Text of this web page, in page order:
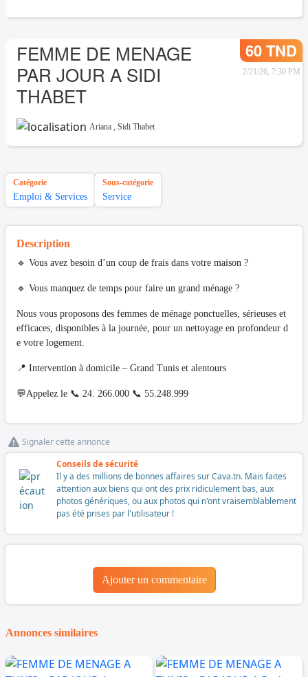
FEMME DE MENAGE
PAR JOUR A SIDI
THABET
60 TND
2/21/26, 7:30 PM
Ariana , Sidi Thabet
Catégorie
Emploi & Services
Sous-catégorie
Service
Description
🔹 Vous avez besoin d’un coup de frais dans votre maison ?
🔹 Vous manquez de temps pour faire un grand ménage ?
Nous vous proposons des femmes de ménage ponctuelles, sérieuses et
efficaces, disponibles à la journée, pour un nettoyage en profondeur d
e votre logement.
📍 Intervention à domicile – Grand Tunis et alentours
💬Appelez le 📞 24. 266.000 📞 55.248.999
Signaler cette annonce
Conseils de sécurité
Il y a des millions de bonnes affaires sur Cava.tn. Mais faites
attention aux biens qui ont des prix ridiculement bas, aux
photos génériques, ou aux photos qui n'ont vraisemblablement
pas été prises par l'utilisateur !
Ajouter un commentaire
Annonces similaires